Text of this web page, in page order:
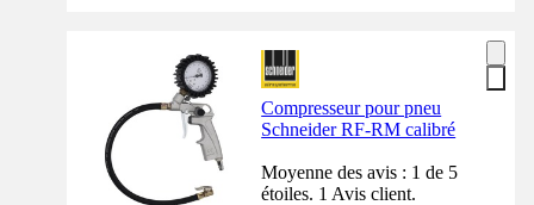
Compresseur pour pneu
Schneider RF-RM calibré
Moyenne des avis : 1 de 5
étoiles. 1 Avis client.